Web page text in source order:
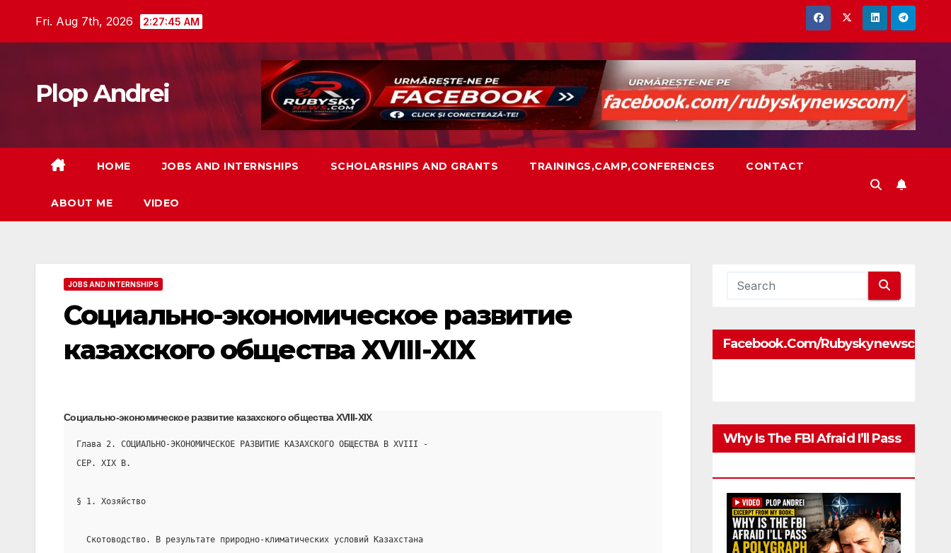
Fri. Aug 7th, 2026 2:27:46 AM
Plop Andrei
HOME JOBS AND INTERNSHIPS SCHOLARSHIPS AND GRANTS TRAININGS,CAMP,CONFERENCES CONTACT
ABOUT ME VIDEO
JOBS AND INTERNSHIPS
Социально-экономическое развитие
казахского общества XVIII-XIX
Социально-экономическое развитие казахского общества XVIII-XIX
Глава 2. СОЦИАЛЬНО-ЭКОНОМИЧЕСКОЕ РАЗВИТИЕ КАЗАХСКОГО ОБЩЕСТВА В XVIII -
СЕР. XIX В.
§ 1. Хозяйство
  Скотоводство. В результате природно-климатических условий Казахстана
Facebook.com/rubyskynewscom
Why Is The FBI Afraid I’ll Pass